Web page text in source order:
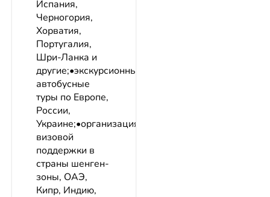
Испания,
Черногория,
Хорватия,
Португалия,
Шри-Ланка и
другие;•экскурсионные
автобусные
туры по Европе,
России,
Украине;•организация
визовой
поддержки в
страны шенген-
зоны, ОАЭ,
Кипр, Индию,